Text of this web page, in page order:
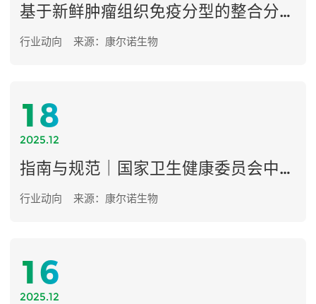
基于新鲜肿瘤组织免疫分型的整合分析，探索早期HCC新型治疗靶点
行业动向 来源：康尔诺生物
18
2025.12
指南与规范｜国家卫生健康委员会中国结直肠癌诊疗规范（2025版）（精简版）
行业动向 来源：康尔诺生物
16
2025.12